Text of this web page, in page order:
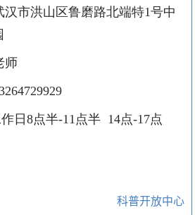
汉市洪山区鲁磨路北端特1号中
师
日8点半-11点半 14点-17点
科普开放中心